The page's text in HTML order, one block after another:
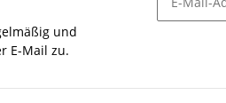
und
E-Mail zu.